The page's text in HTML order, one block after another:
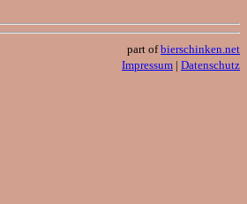
part ofbierschinken.net
Impressum | Datenschutz